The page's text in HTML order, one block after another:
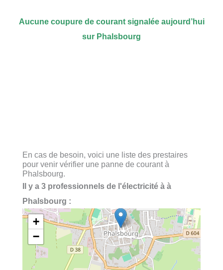
Aucune coupure de courant signalée aujourd’hui
sur Phalsbourg
En cas de besoin, voici une liste des prestaires
pour venir vérifier une panne de courant à
Phalsbourg.
Il y a 3 professionnels de l'électricité à à
Phalsbourg :
+
−